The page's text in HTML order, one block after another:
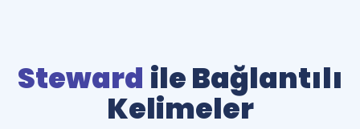
Steward ile Bağlantılı
Kelimeler